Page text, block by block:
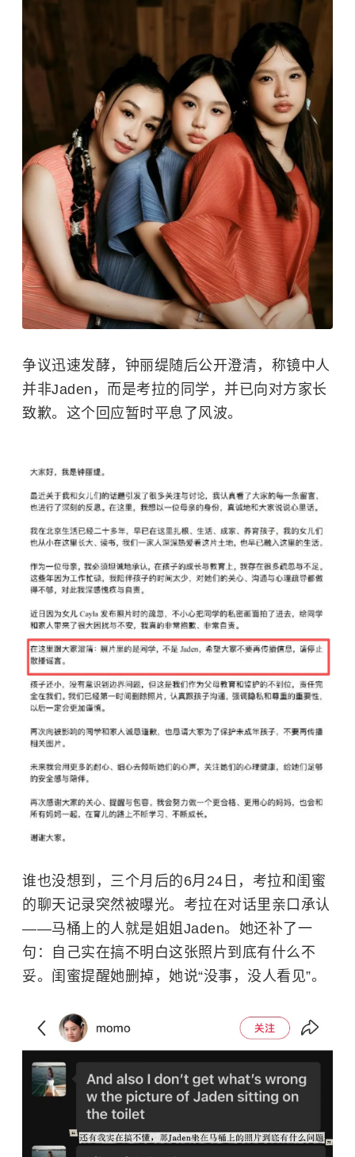
争议迅速发酵， 钟丽缇 随后公开澄清，称镜中人
并非Jaden，而是考拉的同学，并已向对方家长
致歉。这个回应暂时平息了风波。
谁也没想到，三个月后的6月24日，考拉和闺蜜
的聊天记录突然被曝光。考拉在对话里亲口承认
——马桶上的人就是姐姐Jaden。她还补了一
句：自己实在搞不明白这张照片到底有什么不
妥。闺蜜提醒她删掉，她说“没事，没人看见”。